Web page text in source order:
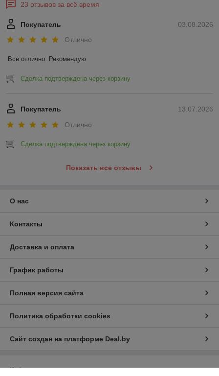
23 отзывов за всё время
03.08.2026
Покупатель
Отлично
Все отлично. Рекомендую
Сделка подтверждена через корзину
13.07.2026
Покупатель
Отлично
Сделка подтверждена через корзину
Показать все отзывы
О нас
Контакты
Доставка и оплата
График работы
Полная версия сайта
Политика обработки cookies
Сайт создан на платформе Deal.by
Информация для покупателя